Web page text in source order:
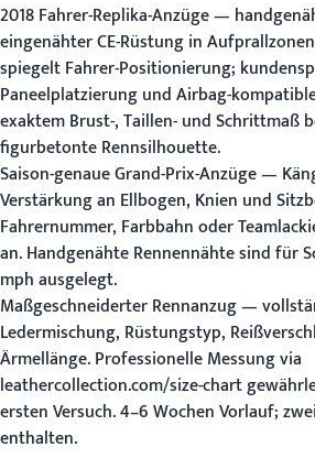
2018 Fahrer-Replika-Anzüge—
eingenähter CE-Rüstung in
spiegelt Fahrer-Positionierung;
Paneelplatzierung und Airbag-
exaktem Brust-, Taillen- und Schrittmaß
figurbetonte Rennsilhouette.
Saison-genaue Grand-Prix-Anzüge—
Verstärkung an Ellbogen, Knien und
Fahrernummer, Farbbahn oder
an. Handgenähte Rennennähte sind für
mph ausgelegt.
Maßgeschneiderter Rennanzug—
Ledermischung, Rüstungstyp,
Ärmellänge. Professionelle Messung via
leathercollection.com/size-chart
ersten Versuch. 4–6 Wochen Vorlauf;
enthalten.